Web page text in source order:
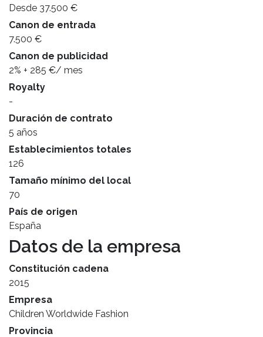
Desde 37.500 €
Canon de entrada
7.500 €
Canon de publicidad
2% + 285 €/ mes
Royalty
-
Duración de contrato
5 años
Establecimientos totales
126
Tamaño mínimo del local
70
País de origen
España
Datos de la empresa
Constitución cadena
2015
Empresa
Children Worldwide Fashion
Provincia